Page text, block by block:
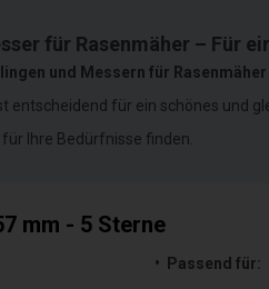
für Rasenmäher – Für
und Messern für Rasenmäher
entscheidend für ein schönes und
Ihre Bedürfnisse finden.
mm - 5 Sterne
• Passend für: